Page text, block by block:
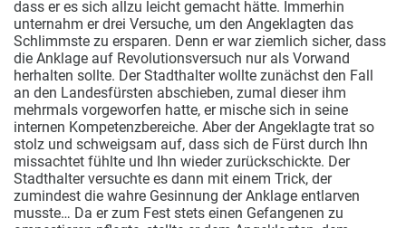
dass er es sich allzu leicht gemacht hätte. Immerhin
unternahm er drei Versuche, um den Angeklagten das
Schlimmste zu ersparen. Denn er war ziemlich sicher, dass
die Anklage auf Revolutionsversuch nur als Vorwand
herhalten sollte. Der Stadthalter wollte zunächst den Fall
an den Landesfürsten abschieben, zumal dieser ihm
mehrmals vorgeworfen hatte, er mische sich in seine
internen Kompetenzbereiche. Aber der Angeklagte trat so
stolz und schweigsam auf, dass sich de Fürst durch Ihn
missachtet fühlte und Ihn wieder zurückschickte. Der
Stadthalter versuchte es dann mit einem Trick, der
zumindest die wahre Gesinnung der Anklage entlarven
musste… Da er zum Fest stets einen Gefangenen zu